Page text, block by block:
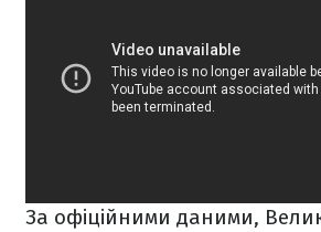
За офіційними даними,